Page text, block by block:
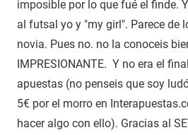
imposible por lo que fué el finde.
al futsal yo y "my girl". Parece de
novia. Pues no. no la conoceis
IMPRESIONANTE. Y no era el
apuestas (no penseis que soy
5€ por el morro en
hacer algo con ello). Gracias al